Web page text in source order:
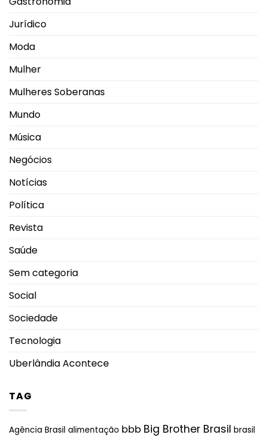
Jurídico
Moda
Mulher
Mulheres Soberanas
Mundo
Música
Negócios
Notícias
Política
Revista
Saúde
Sem categoria
Social
Sociedade
Tecnologia
Uberlândia Acontece
TAG
Agência Brasil alimentação bbb Big Brother Brasil brasil